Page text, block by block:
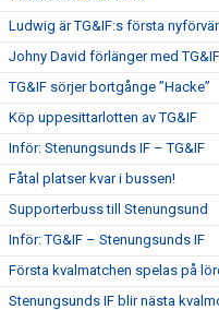
Ludwig är TG&IF:s första
Johny David förlänger med TG&IF
TG&IF sörjer bortgånge ”Hacke”
Köp uppesittarlotten av TG&IF
Inför: Stenungsunds IF – TG&IF
Fåtal platser kvar i bussen!
Supporterbuss till Stenungsund
Inför: TG&IF – Stenungsunds IF
Första kvalmatchen spelas på
Stenungsunds IF blir nästa